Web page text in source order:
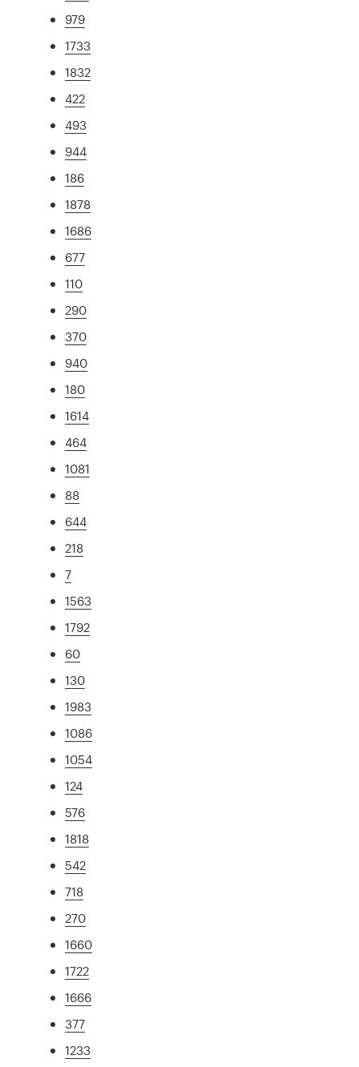
979
1733
1832
422
493
944
186
1878
1686
677
110
290
370
940
180
1614
464
1081
88
644
218
7
1563
1792
60
130
1983
1086
1054
124
576
1818
542
718
270
1660
1722
1666
377
1233